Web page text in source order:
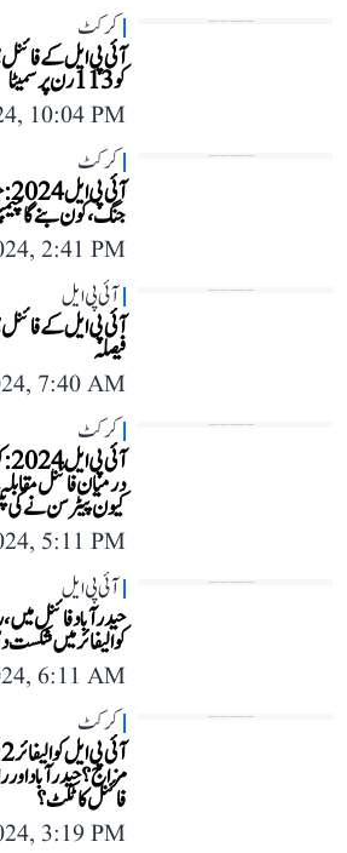
کرکٹ
آئی پی ایل کے فائنل
کو 113 رن پر سمیٹا
10:04 PM
کرکٹ
جنگ، کون بنے گا
2:41 PM
آئی پی ایل
آئی پی ایل کے
فیصلہ
7:40 AM
کرکٹ
درمیان فائنل
کیون پیٹرسن نے کی
5:11 PM
آئی پی ایل
حیدرآباد فائنل
کوالیفائر میں
6:11 AM
کرکٹ
مزاج؟ حیدر آباد
فائنل کا ٹکٹ؟
3:19 PM